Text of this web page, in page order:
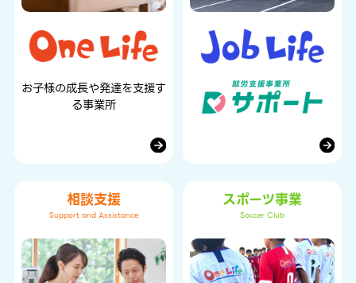
お子様の成長や発達を支援す
る事業所
相談支援
Support and Assistance
スポーツ事業
Soccer Club